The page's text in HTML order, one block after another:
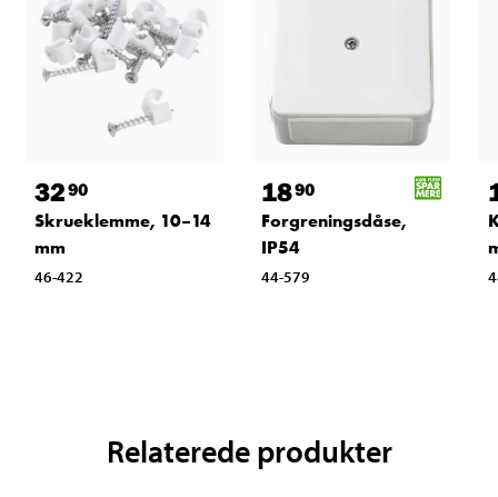
3290
Skrueklemme, 10–14
mm
46-422
1890
Forgreningsdåse,
IP54
44-579
Relaterede produkter